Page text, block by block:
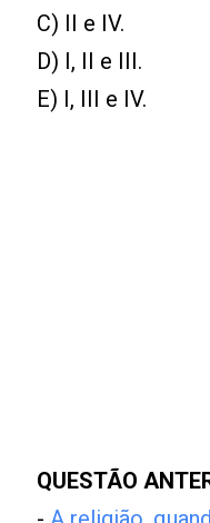
C) II e IV.
D) I, II e III.
E) I, III e IV.
QUESTÃO